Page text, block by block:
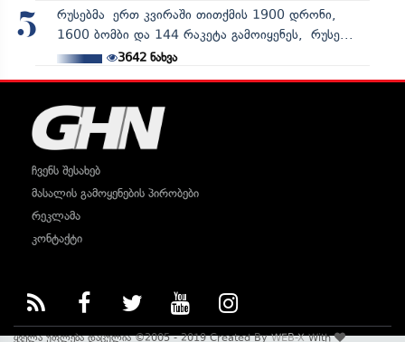
5
რუსებმა ერთ კვირაში თითქმის 1900 დრონი,
1600 ბომბი და 144 რაკეტა გამოიყენეს, რუსე...
3642ნახვა
ჩვენს შესახებ
მასალის გამოყენების პირობები
რეკლამა
კონტაქტი
ყველა უფლება დაცულია ©2005 - 2019 Created ByWEB-XWith